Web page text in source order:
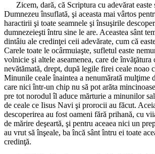
Zicem, dară, că Scriptura cu adevărat easte
Dumnezeu însuflată, şi aceasta mai vârtos
haractirii şi toate seamnele şi însuşirile
dumnezeieşti întru sine le are. Aceastea sânt
dintâiu ale credinţei ceii adevărate, cum că
Carele toate le ocârmuiaşte, sufletul easte
volnicie şi altele aseamenea, care de învăţătura
nevătămată, drept, după legile firei ceale noao
Minunile ceale înaintea a nenumărată mulţime
care nici într-un chip nu să pot arăta
pre tot norodul îl aduce mărturie a minunilor
de ceale ce Iisus Navi şi prorocii au făcut.
descoperirea au fost oameni fără prihană, cu
de mărire deşeartă, şi pentru aceaea nici un
au vrut să înşeale, ba încă sânt întru ei toate
credinţă.